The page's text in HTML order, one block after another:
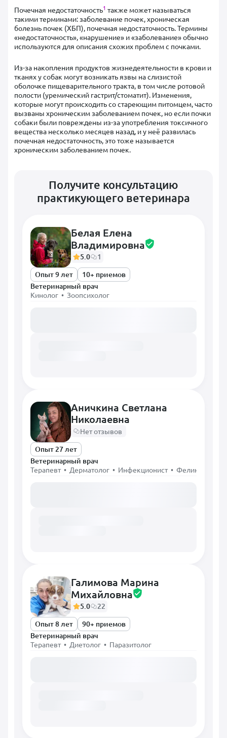
Почечная недостаточность1 также может называться
такими терминами: заболевание почек, хроническая
болезнь почек (ХБП), почечная недостаточность. Термины
«недостаточность», «нарушение» и «заболевание» обычно
используются для описания схожих проблем с почками.
Из-за накопления продуктов жизнедеятельности в крови и
тканях у собак могут возникать язвы на слизистой
оболочке пищеварительного тракта, в том числе ротовой
полости (уремический гастрит/стоматит). Изменения,
которые могут происходить со стареющим питомцем, часто
вызваны хроническим заболеванием почек, но если почки
собаки были повреждены из-за употребления токсичного
вещества несколько месяцев назад, и у неё развилась
почечная недостаточность, это тоже называется
хроническим заболеванием почек.
Получите консультацию
практикующего ветеринара
Белая Елена
Владимировна
5.0
1
Опыт 9 лет
10+ приемов
Ветеринарный врач
Кинолог • Зоопсихолог
Аничкина Светлана
Николаевна
Нет отзывов
Опыт 27 лет
Ветеринарный врач
Терапевт • Дерматолог • Инфекционист • Фелинолог
Галимова Марина
Михайловна
5.0
22
Опыт 8 лет
90+ приемов
Ветеринарный врач
Терапевт • Диетолог • Паразитолог